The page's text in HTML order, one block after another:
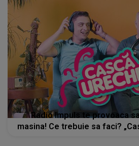
Radio Impuls te provoaca
masina! Ce trebuie sa faci?